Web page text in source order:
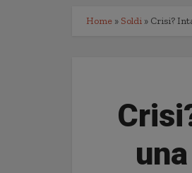
Home » Soldi » Crisi?